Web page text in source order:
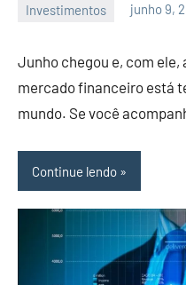
Investimentos junho 9,
Junho chegou e, com ele,
mercado financeiro está
mundo. Se você
Continue lendo